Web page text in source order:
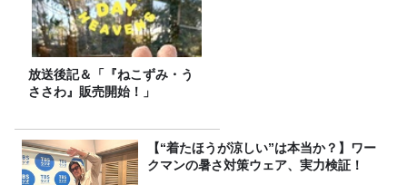
放送後記＆「『ねこずみ・う
ささわ』販売開始！」
【“着たほうが涼しい”は本当か？】ワー
クマンの暑さ対策ウェア、実力検証！